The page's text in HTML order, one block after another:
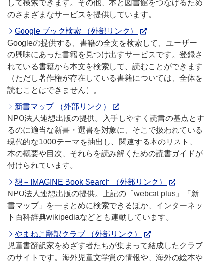
して検索できます。その他、本と図書館をつなげるため
のさまざまなサービスを提供しています。
Google ブック検索 （外部リンク）
Googleの提供する、書籍の全文を検索して、ユーザー
の興味にあった書籍を見つけ出すサービスです。登録さ
れている書籍から本文を検索して、読むことができます
（ただし著作権が存在している書籍については、全体を
読むことはできません）。
新書マップ （外部リンク）
NPO法人連想出版の提供。入手しやすく読書の基点とす
るのに適当な新書・選書を対象に、そこで扱われている
現代的な1000テーマを抽出し、関連する本のリスト、
本の概要や目次、それらを読み解くための読書ガイドが
付けられています。
想－IMAGINE Book Search （外部リンク）
NPO法人連想出版の提供。上記の「webcat plus」「新
書マップ」を一まとめに検索できるほか、インターネッ
ト百科辞典wikipediaなどとも連動しています。
やまねこ翻訳クラブ （外部リンク）
児童書翻訳家をめざす者たちが集まって結成したクラブ
のサイトです。海外児童文学賞の情報や、海外の絵本や